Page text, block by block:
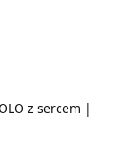
z sercem |